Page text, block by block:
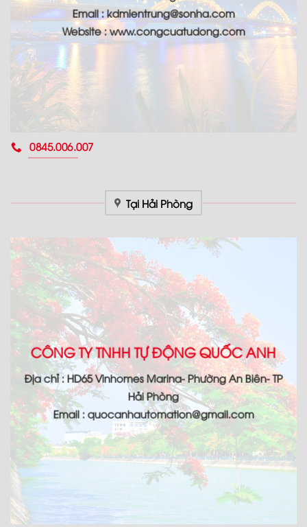
Email : kdmientrung@sonha.com
Website : www.congcuatudong.com
0845.006.007
Tại Hải Phòng
CÔNG TY TNHH TỰ ĐỘNG QUỐC ANH
Địa chỉ : HD65 Vinhomes Marina- Phường An Biên- TP
Hải Phòng
Email : quocanhautomation@gmail.com